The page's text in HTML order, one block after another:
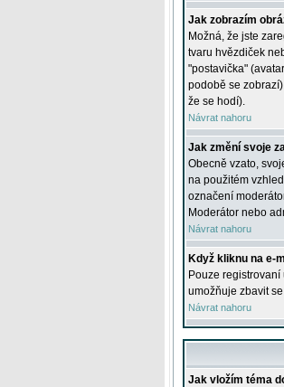
Jak zobrazím
Možná, že jste
tvaru hvězdiček
"postavička"
podobě se
že se hodí).
Návrat nahoru
Jak změní svoje
Obecně vzato,
na použitém
označení
Moderátor nebo
Návrat nahoru
Když kliknu na e-
Pouze
umožňuje zbavit
Návrat nahoru
Jak vložím téma